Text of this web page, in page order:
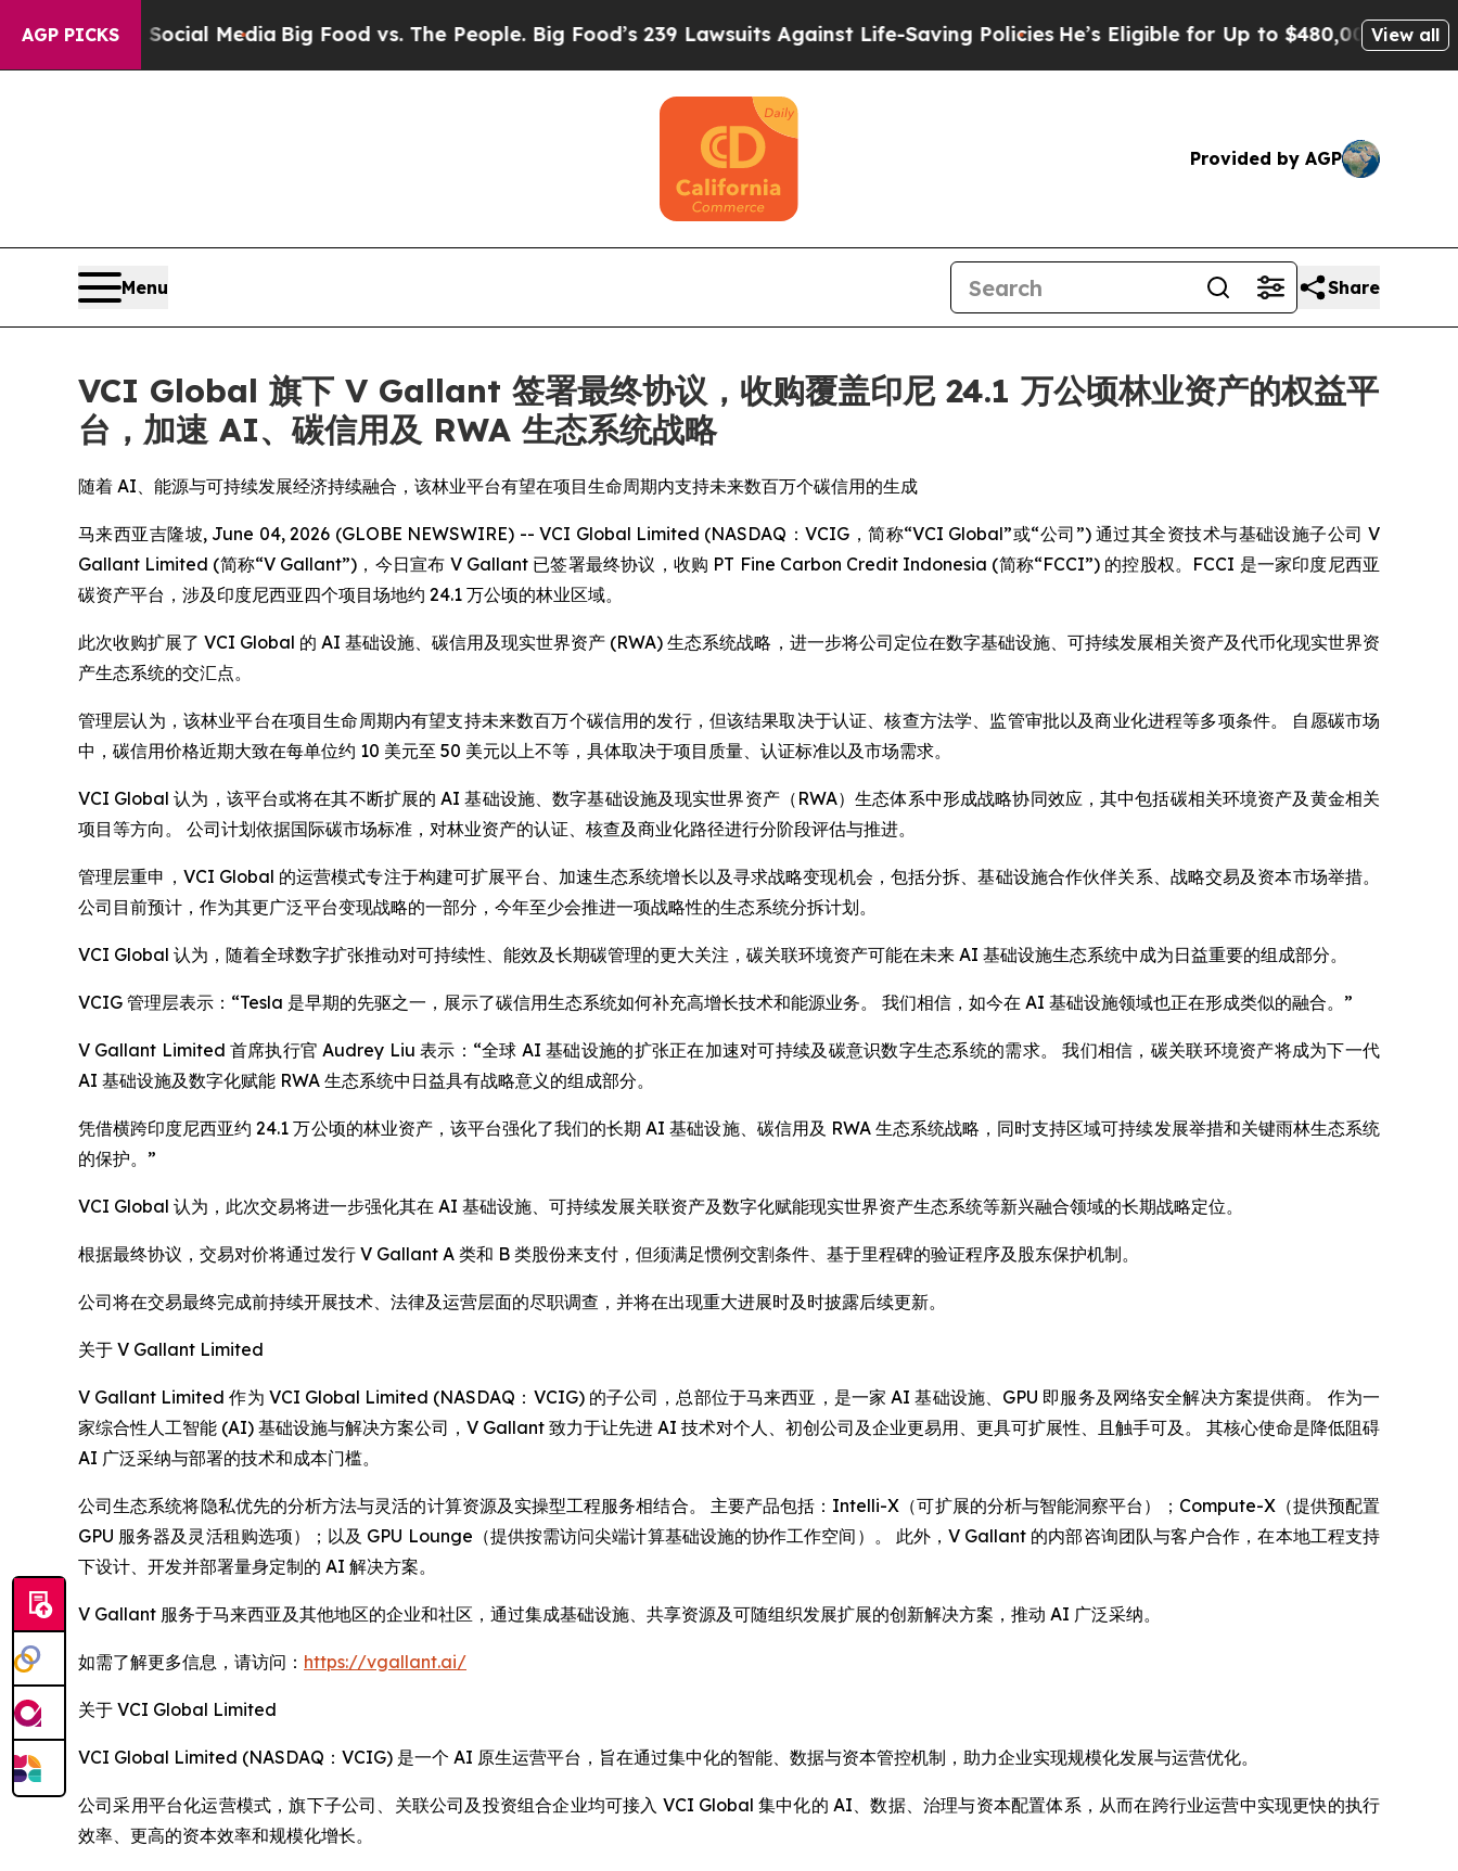
AGP PICKS
on Social MediaBig Food vs. The People. Big Food’s 239 Lawsuits Against Life-Saving PoliciesHe’s Eligible for Up to $480,000 After BeingView all
Provided by AGP
Menu Share
VCI Global 旗下 V Gallant 签署最终协议，收购覆盖印尼 24.1 万公顷林业资产的权益平
台，加速 AI、碳信用及 RWA 生态系统战略
随着 AI、能源与可持续发展经济持续融合，该林业平台有望在项目生命周期内支持未来数百万个碳信用的生成
马来西亚吉隆坡, June 04, 2026 (GLOBE NEWSWIRE) -- VCI Global Limited (NASDAQ：VCIG，简称“VCI Global”或“公司”) 通过其全资技术与基础设施子公司 V
Gallant Limited (简称“V Gallant”)，今日宣布 V Gallant 已签署最终协议，收购 PT Fine Carbon Credit Indonesia (简称“FCCI”) 的控股权。FCCI 是一家印度尼西亚
碳资产平台，涉及印度尼西亚四个项目场地约 24.1 万公顷的林业区域。
此次收购扩展了 VCI Global 的 AI 基础设施、碳信用及现实世界资产 (RWA) 生态系统战略，进一步将公司定位在数字基础设施、可持续发展相关资产及代币化现实世界资
产生态系统的交汇点。
管理层认为，该林业平台在项目生命周期内有望支持未来数百万个碳信用的发行，但该结果取决于认证、核查方法学、监管审批以及商业化进程等多项条件。 自愿碳市场
中，碳信用价格近期大致在每单位约 10 美元至 50 美元以上不等，具体取决于项目质量、认证标准以及市场需求。
VCI Global 认为，该平台或将在其不断扩展的 AI 基础设施、数字基础设施及现实世界资产（RWA）生态体系中形成战略协同效应，其中包括碳相关环境资产及黄金相关
项目等方向。 公司计划依据国际碳市场标准，对林业资产的认证、核查及商业化路径进行分阶段评估与推进。
管理层重申，VCI Global 的运营模式专注于构建可扩展平台、加速生态系统增长以及寻求战略变现机会，包括分拆、基础设施合作伙伴关系、战略交易及资本市场举措。
公司目前预计，作为其更广泛平台变现战略的一部分，今年至少会推进一项战略性的生态系统分拆计划。
VCI Global 认为，随着全球数字扩张推动对可持续性、能效及长期碳管理的更大关注，碳关联环境资产可能在未来 AI 基础设施生态系统中成为日益重要的组成部分。
VCIG 管理层表示：“Tesla 是早期的先驱之一，展示了碳信用生态系统如何补充高增长技术和能源业务。 我们相信，如今在 AI 基础设施领域也正在形成类似的融合。”
V Gallant Limited 首席执行官 Audrey Liu 表示：“全球 AI 基础设施的扩张正在加速对可持续及碳意识数字生态系统的需求。 我们相信，碳关联环境资产将成为下一代
AI 基础设施及数字化赋能 RWA 生态系统中日益具有战略意义的组成部分。
凭借横跨印度尼西亚约 24.1 万公顷的林业资产，该平台强化了我们的长期 AI 基础设施、碳信用及 RWA 生态系统战略，同时支持区域可持续发展举措和关键雨林生态系统
的保护。”
VCI Global 认为，此次交易将进一步强化其在 AI 基础设施、可持续发展关联资产及数字化赋能现实世界资产生态系统等新兴融合领域的长期战略定位。
根据最终协议，交易对价将通过发行 V Gallant A 类和 B 类股份来支付，但须满足惯例交割条件、基于里程碑的验证程序及股东保护机制。
公司将在交易最终完成前持续开展技术、法律及运营层面的尽职调查，并将在出现重大进展时及时披露后续更新。
关于 V Gallant Limited
V Gallant Limited 作为 VCI Global Limited (NASDAQ：VCIG) 的子公司，总部位于马来西亚，是一家 AI 基础设施、GPU 即服务及网络安全解决方案提供商。 作为一
家综合性人工智能 (AI) 基础设施与解决方案公司，V Gallant 致力于让先进 AI 技术对个人、初创公司及企业更易用、更具可扩展性、且触手可及。 其核心使命是降低阻碍
AI 广泛采纳与部署的技术和成本门槛。
公司生态系统将隐私优先的分析方法与灵活的计算资源及实操型工程服务相结合。 主要产品包括：Intelli-X（可扩展的分析与智能洞察平台）；Compute-X（提供预配置
GPU 服务器及灵活租购选项）；以及 GPU Lounge（提供按需访问尖端计算基础设施的协作工作空间）。 此外，V Gallant 的内部咨询团队与客户合作，在本地工程支持
下设计、开发并部署量身定制的 AI 解决方案。
V Gallant 服务于马来西亚及其他地区的企业和社区，通过集成基础设施、共享资源及可随组织发展扩展的创新解决方案，推动 AI 广泛采纳。
如需了解更多信息，请访问： https://vgallant.ai/
关于 VCI Global Limited
VCI Global Limited (NASDAQ：VCIG) 是一个 AI 原生运营平台，旨在通过集中化的智能、数据与资本管控机制，助力企业实现规模化发展与运营优化。
公司采用平台化运营模式，旗下子公司、关联公司及投资组合企业均可接入 VCI Global 集中化的 AI、数据、治理与资本配置体系，从而在跨行业运营中实现更快的执行
效率、更高的资本效率和规模化增长。